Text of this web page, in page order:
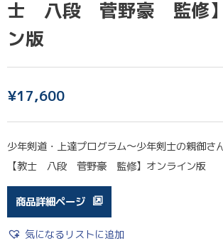
士 八段 菅野豪 監修】
ン版
¥17,600
少年剣道・上達プログラム～少年剣士の親御さ
【教士 八段 菅野豪 監修】オンライン版
商品詳細ページ
気になるリストに追加